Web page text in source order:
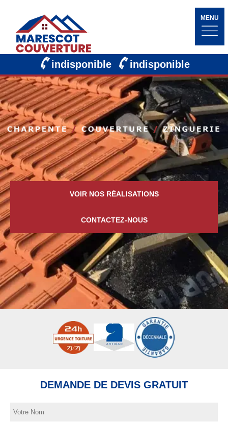
MENU
indisponible indisponible
VOIR NOS RÉALISATIONS
CONTACTEZ-NOUS
DEMANDE DE DEVIS GRATUIT